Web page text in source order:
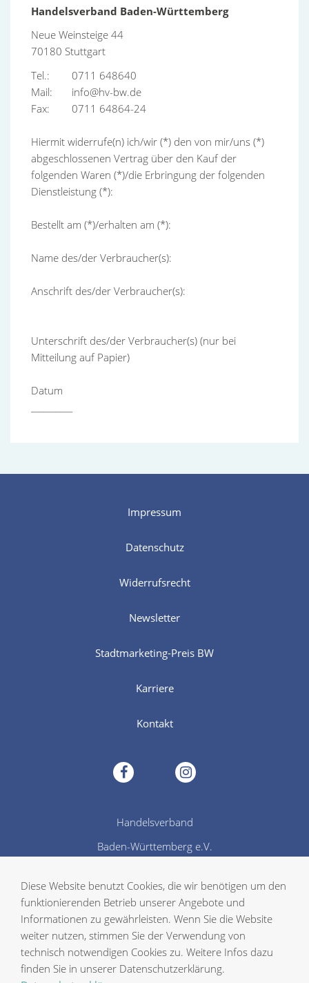
Handelsverband Baden-Württemberg
Neue Weinsteige 44
70180 Stuttgart
Tel.: 0711 648640
Mail: info@hv-bw.de
Fax: 0711 64864-24
Hiermit widerrufe(n) ich/wir (*) den von mir/uns (*)
abgeschlossenen Vertrag über den Kauf der
folgenden Waren (*)/die Erbringung der folgenden
Dienstleistung (*):
Bestellt am (*)/erhalten am (*):
Name des/der Verbraucher(s):
Anschrift des/der Verbraucher(s):
Unterschrift des/der Verbraucher(s) (nur bei
Mitteilung auf Papier)
Datum
Impressum
Datenschutz
Widerrufsrecht
Newsletter
Stadtmarketing-Preis BW
Karriere
Kontakt
facebook instagram
Handelsverband
Baden-Württemberg e.V.
Neue Weinsteige 44
70180 Stuttgart
Fon: +49 (0) 711 64864 0
Diese Website benutzt Cookies, die wir benötigen um den
funktionierenden Betrieb unserer Angebote und
Informationen zu gewährleisten. Wenn Sie die Website
weiter nutzen, stimmen Sie der Verwendung von
technisch notwendigen Cookies zu. Weitere Infos dazu
finden Sie in unserer Datenschutzerklärung.